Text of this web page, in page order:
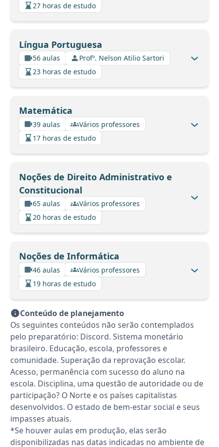
27 horas de estudo
Língua Portuguesa
56 aulas
Profº. Nelson Atilio Sartori
23 horas de estudo
Matemática
39 aulas
Vários professores
17 horas de estudo
Noções de Direito Administrativo e
Constitucional
65 aulas
Vários professores
20 horas de estudo
Noções de Informática
46 aulas
Vários professores
19 horas de estudo
Conteúdo de planejamento
Os seguintes conteúdos não serão contemplados
pelo preparatório: Discord. Sistema monetário
brasileiro. Educação, escola, professores e
comunidade. Superação da reprovação escolar.
Acesso, permanência com sucesso do aluno na
escola. Disciplina, uma questão de autoridade ou de
participação? O Norte e os países capitalistas
desenvolvidos. O estado de bem-estar social e seus
impasses atuais.
*Se houver aulas em produção, elas serão
disponibilizadas nas datas indicadas no ambiente de